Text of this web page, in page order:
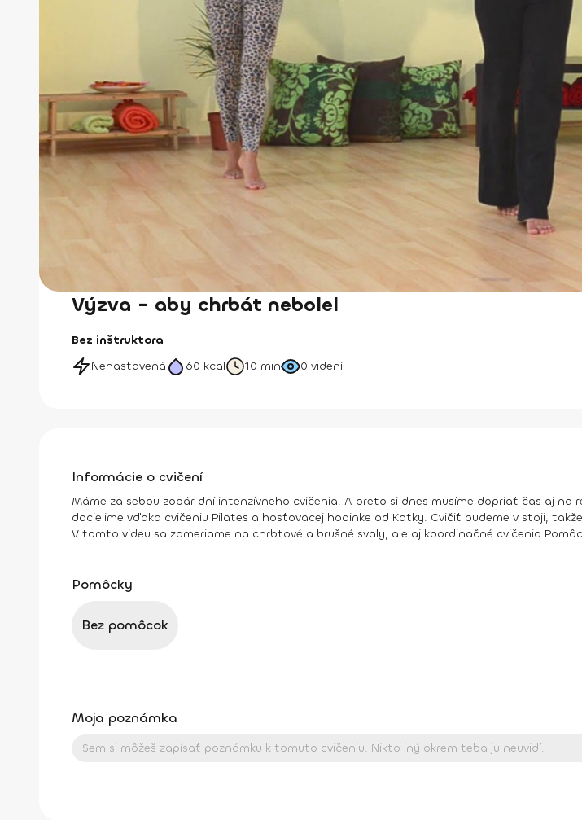
Výzva - aby chrbát nebolel
Bez inštruktora
Nenastavená
60 kcal 10 min 0 videní
Informácie o cvičení
Máme za sebou zopár dní intenzívneho cvičenia. A preto si dnes musíme dopriať čas aj
docielime vďaka cvičeniu Pilates a hosťovacej hodinke od Katky. Cvičiť budeme v stoji,
V tomto videu sa zameriame na chrbtové a brušné svaly, ale aj koordinačné cvičenia.
Pomôcky
Bez pomôcok
Moja poznámka